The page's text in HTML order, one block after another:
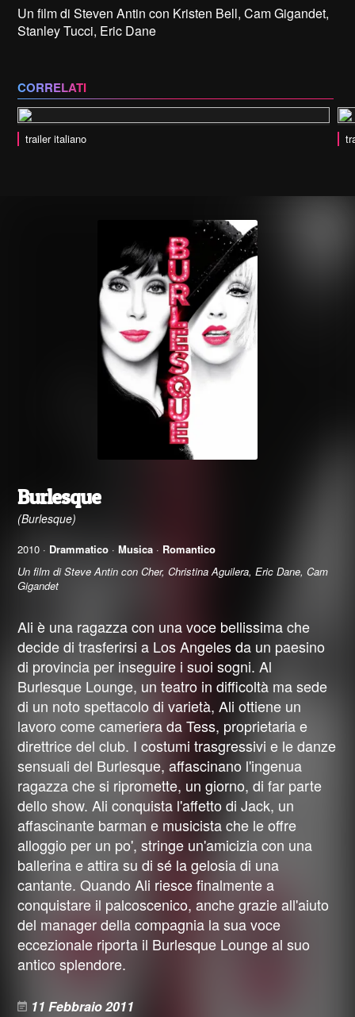
Un film di Steven Antin con Kristen Bell, Cam Gigandet,
Stanley Tucci, Eric Dane
CORRELATI
trailer italiano
Burlesque
(Burlesque)
2010 · Drammatico ·Musica · Romantico
Un film di Steve Antin con Cher, Christina Aguilera, Eric Dane, Cam
Gigandet
Ali è una ragazza con una voce bellissima che
decide di trasferirsi a Los Angeles da un paesino
di provincia per inseguire i suoi sogni. Al
Burlesque Lounge, un teatro in difficoltà ma sede
di un noto spettacolo di varietà, Ali ottiene un
lavoro come cameriera da Tess, proprietaria e
direttrice del club. I costumi trasgressivi e le danze
sensuali del Burlesque, affascinano l'ingenua
ragazza che si ripromette, un giorno, di far parte
dello show. Ali conquista l'affetto di Jack, un
affascinante barman e musicista che le offre
alloggio per un po', stringe un'amicizia con una
ballerina e attira su di sé la gelosia di una
cantante. Quando Ali riesce finalmente a
conquistare il palcoscenico, anche grazie all'aiuto
del manager della compagnia la sua voce
eccezionale riporta il Burlesque Lounge al suo
antico splendore.
11 Febbraio 2011